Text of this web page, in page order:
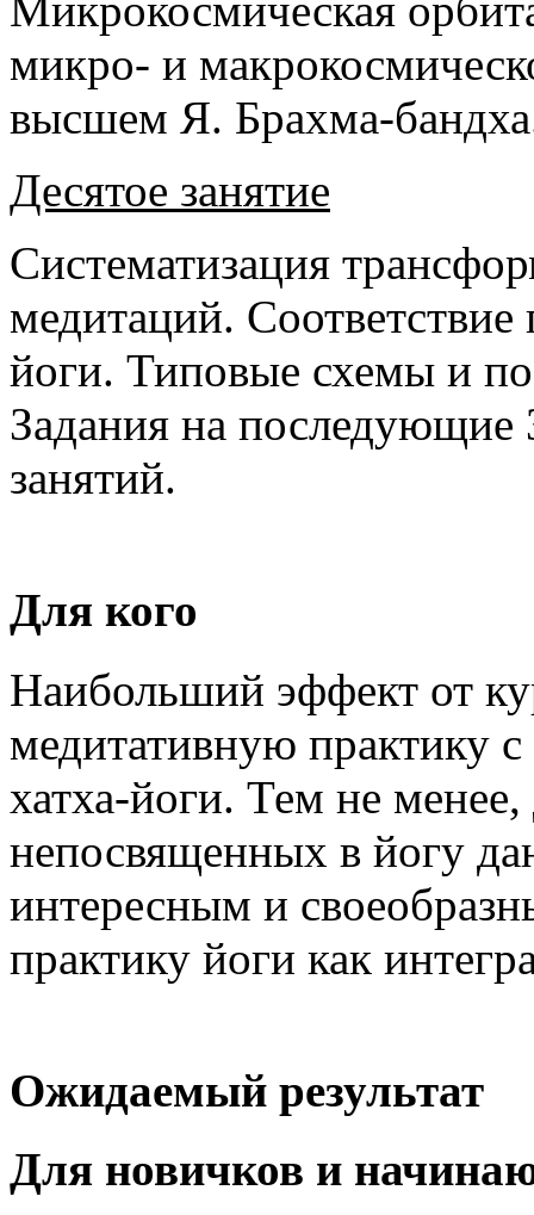
Микрокосмическая
микро- и
высшем Я. Брахма-
Десятое занятие
Систематизация
медитаций.
йоги. Типовые схемы и
Задания на последующие
занятий.
Для кого
Наибольший эффект от
медитативную практику
хатха-йоги. Тем не
непосвященных в йогу
интересным и
практику йоги как
Ожидаемый результат
Для новичков и